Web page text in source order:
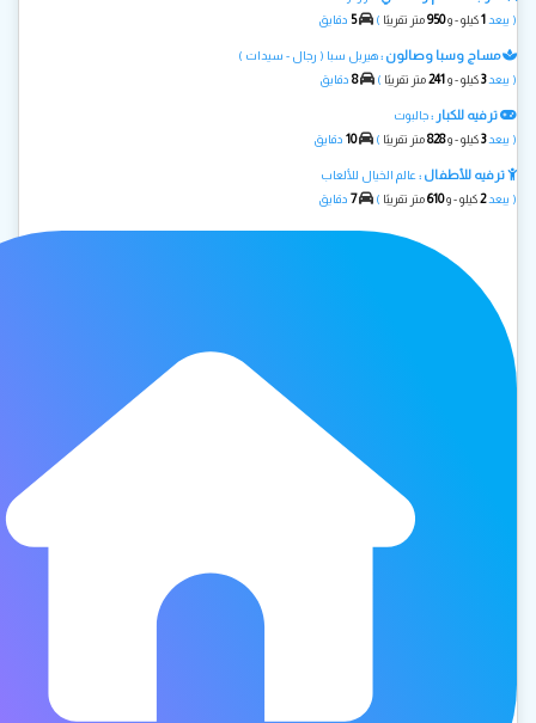
( يبعد 1كيلو - و950متر تقريبًا )
5 دقايق
مساج وسبا وصالون :هيربل سبا ( رجال - سيدات )
( يبعد3كيلو - و241متر تقريبًا )
8 دقايق
ترفيه للكبار :جالبوت
( يبعد3كيلو - و828متر تقريبًا )
10 دقايق
ترفيه للأطفال : عالم الخيال للألعاب
( يبعد2كيلو - و610متر تقريبًا )
7 دقايق